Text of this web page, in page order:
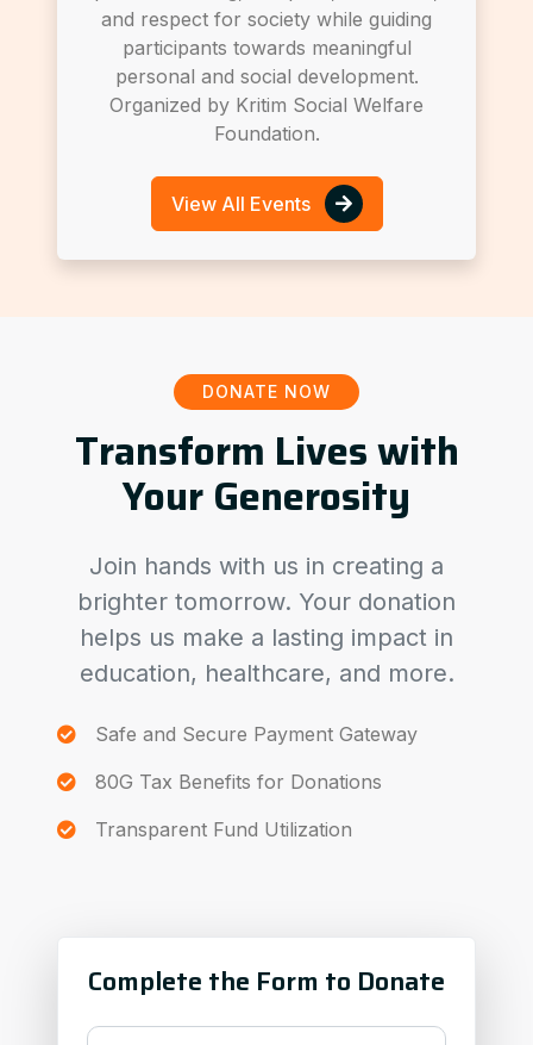
and respect for society while guiding
participants towards meaningful
personal and social development.
Organized by Kritim Social Welfare
Foundation.
View All Events
DONATE NOW
Transform Lives with
Your Generosity
Join hands with us in creating a
brighter tomorrow. Your donation
helps us make a lasting impact in
education, healthcare, and more.
Safe and Secure Payment Gateway
80G Tax Benefits for Donations
Transparent Fund Utilization
Complete the Form to Donate